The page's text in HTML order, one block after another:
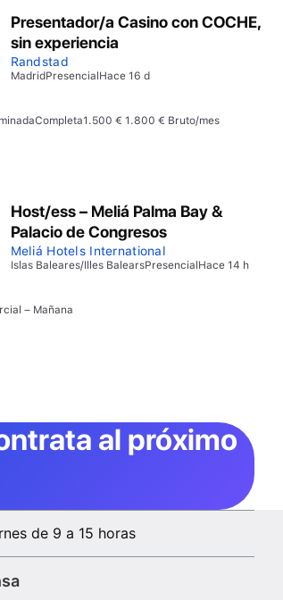
Presentador/a Casino con COCHE,
sin experiencia
Randstad
MadridPresencialHace 16 d
Completa1.500 € 1.800 € Bruto/mes
Host/ess – Meliá Palma Bay &
Palacio de Congresos
Meliá Hotels International
Islas Baleares/Illes BalearsPresencialHace 14 h
– Mañana
al próximo
de 9 a 15 horas